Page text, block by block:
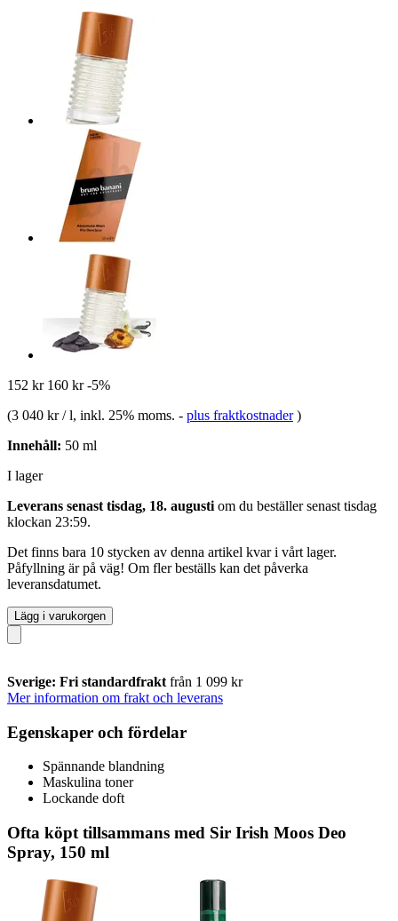
152 kr 160 kr -5%
(3 040 kr / l, inkl. 25% moms. - plus fraktkostnader )
Innehåll: 50 ml
I lager
Leverans senast tisdag, 18. augusti om du beställer senast tisdag
klockan 23:59.
Det finns bara 10 stycken av denna artikel kvar i vårt lager.
Påfyllning är på väg! Om fler beställs kan det påverka
leveransdatumet.
Lägg i varukorgen
Sverige: Fri standardfrakt från 1 099 kr
Mer information om frakt och leverans
Egenskaper och fördelar
Spännande blandning
Maskulina toner
Lockande doft
Ofta köpt tillsammans med Sir Irish Moos Deo
Spray, 150 ml